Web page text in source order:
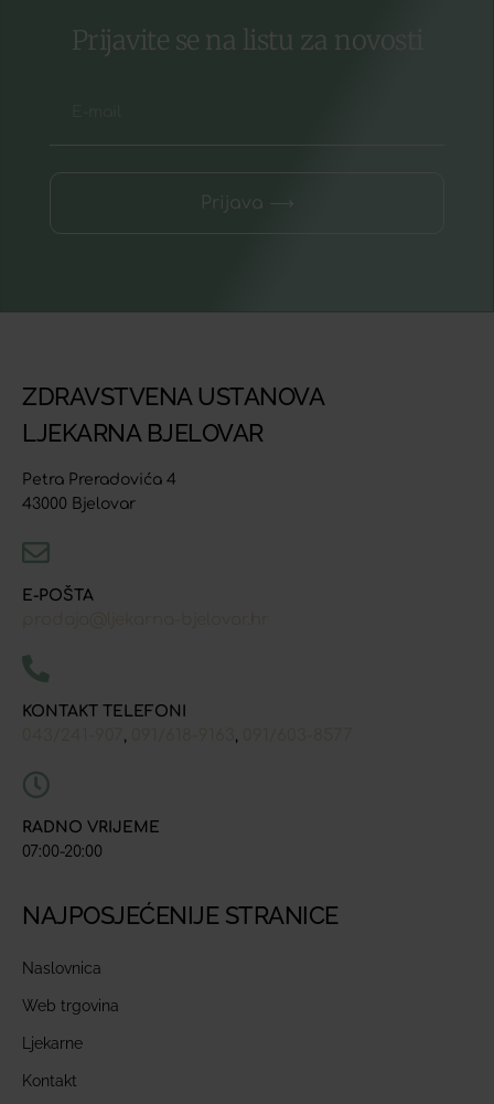
Prijavite se na listu za novosti
Prijava ⟶
ZDRAVSTVENA USTANOVA
LJEKARNA BJELOVAR
Petra Preradovića 4
43000 Bjelovar
E-POŠTA
KONTAKT TELEFONI
RADNO VRIJEME
07:00-20:00
NAJPOSJEĆENIJE STRANICE
Naslovnica
Web trgovina
Ljekarne
Kontakt